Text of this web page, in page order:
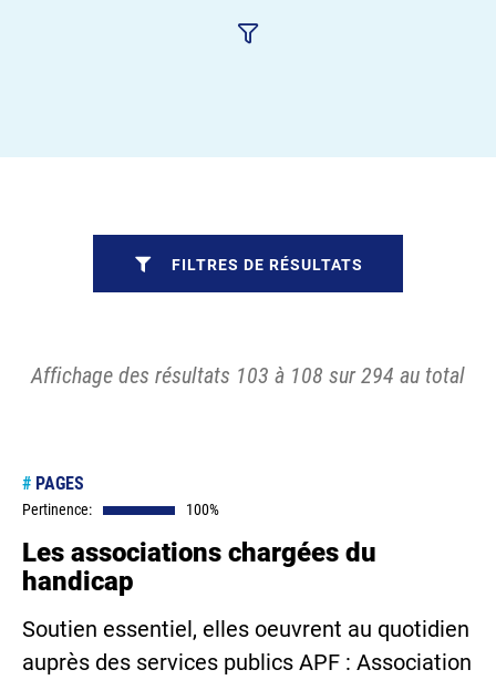
Affichage des résultats 103 à 108 sur 294 au total
# PAGES
Pertinence: 100%
Les associations chargées du
handicap
Soutien essentiel, elles oeuvrent au quotidien
auprès des services publics APF : Association
FILTRES DE RÉSULTATS